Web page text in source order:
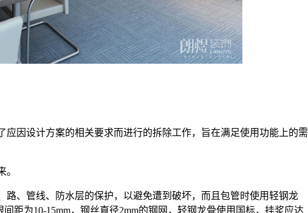
因设计方案的相关要求而进行的拆除工作，旨在满足使用功能上的需
、管线、防水层的保护，以避免遭到破坏，而且包管时使用轻钢龙
距为10-15mm，钢丝直径2mm的钢网，轻钢龙骨使用国标，挂浆应达